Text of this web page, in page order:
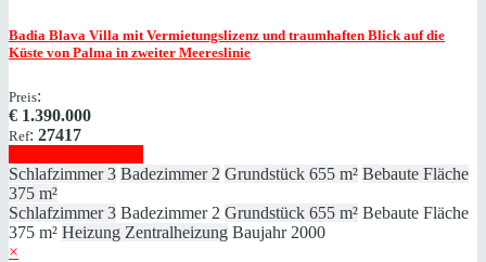
Badia Blava Villa mit Vermietungslizenz und traumhaften Blick auf die
Küste von Palma in zweiter Meereslinie
Preis:
€ 1.390.000
Ref: 27417
Schlafzimmer 3 Badezimmer 2 Grundstück 655 m² Bebaute Fläche
375 m²
Schlafzimmer 3 Badezimmer 2 Grundstück 655 m² Bebaute Fläche
375 m² Heizung Zentralheizung Baujahr 2000
×